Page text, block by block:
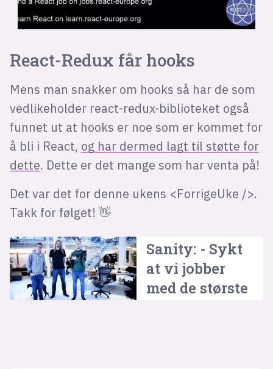
React-Redux får hooks
Mens man snakker om hooks så har de som
vedlikeholder react-redux-biblioteket også
funnet ut at hooks er noe som er kommet for
å bli i React, og har dermed lagt til støtte for
dette. Dette er det mange som har venta på!
Det var det for denne ukens <ForrigeUke />.
Takk for følget! 👋
Sanity: - Sykt
at vi jobber
med de største